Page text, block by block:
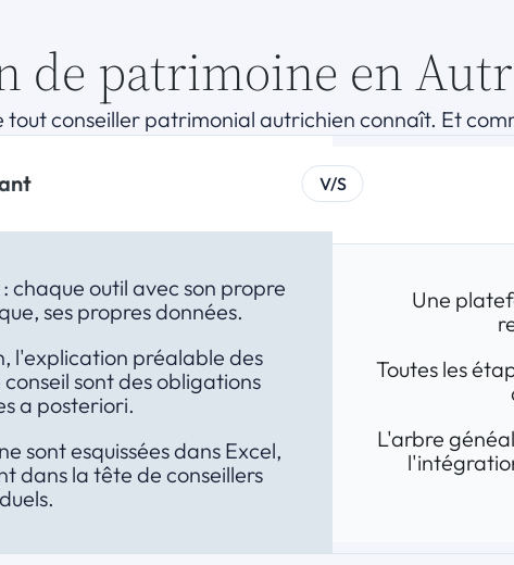
de patrimoine en
tout conseiller patrimonial autrichien connaît. Et
V/S
chaque outil avec son propre
ses propres données.
l'explication préalable des
sont des obligations
a posteriori.
sont esquissées dans Excel,
dans la tête de conseillers
Une
Toutes les
L'arbre